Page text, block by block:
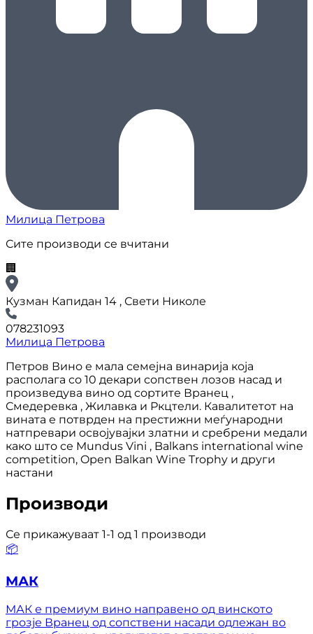
Милица Петрова
Сите производи се вчитани
🏢
Кузман Капидан 14 , Свети Николе
078231093
Милица Петрова
Петров Вино е мала семејна винарија која
располага со 10 декари сопствен лозов насад и
произведува вино од сортите Вранец ,
Смедеревка , Жилавка и Ркцтели. Кавалитетот на
вината е потврден на престижни меѓународни
натпревари освојувајки златни и сребрени медали
како што се Mundus Vini , Balkans international wine
competition, Open Balkan Wine Trophy и други
настани
Производи
Се прикажуваат 1-1 од 1 производи
📦
МАК
МАК е премиум вино направено од винското
грозје Вранец од сопствени насади одлежан во